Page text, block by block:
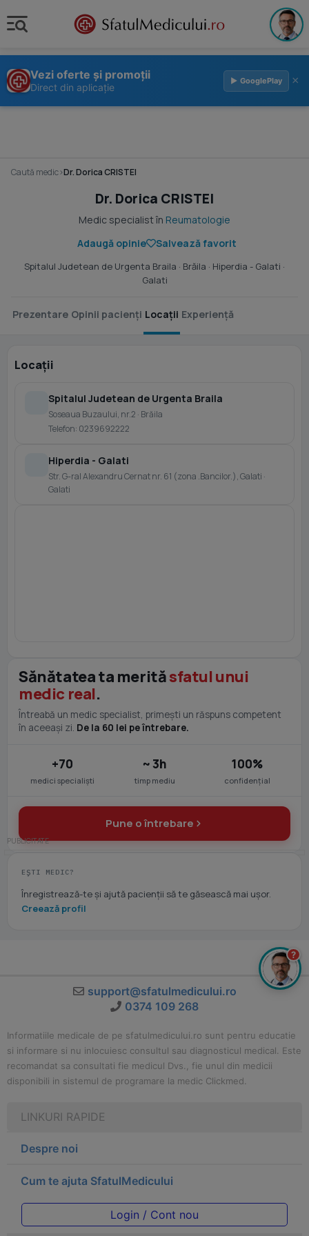
Vezi oferte și promoții
Direct din aplicație
▶ GooglePlay ×
Caută medic›Dr. Dorica CRISTEI
Dr. Dorica CRISTEI
Medic specialist în Reumatologie
Adaugă opinie
Salvează favorit
Spitalul Judetean de Urgenta Braila · Brăila · Hiperdia - Galati ·
Galati
Prezentare Opinii pacienți Locații Experiență
Locații
Spitalul Judetean de Urgenta Braila
Soseaua Buzaului, nr.2 · Brăila
Telefon: 0239692222
Hiperdia - Galati
Str. G-ral Alexandru Cernat nr. 61 (zona .Bancilor.), Galati ·
Galati
Sănătatea ta merităsfatul unui
medic real.
Întreabă un medic specialist, primești un răspuns competent
în aceeași zi. De la 60 lei pe întrebare.
+70
medici specialiști
~ 3h
timp mediu
100%
confidențial
Pune o întrebare
EȘTI MEDIC?
Înregistrează-te și ajută pacienții să te găsească mai ușor.
Creează profil
support@sfatulmedicului.ro
0374 109 268
Informatiile medicale de pe sfatulmedicului.ro sunt pentru educatie
si informare si nu inlocuiesc consultul sau diagnosticul medical. Este
recomandat sa consultati fie medicul Dvs., fie unul din medicii
disponibili in sistemul de programare la medic Clickmed.
LINKURI RAPIDE
Despre noi
Cum te ajuta SfatulMedicului
Login / Cont nou
?